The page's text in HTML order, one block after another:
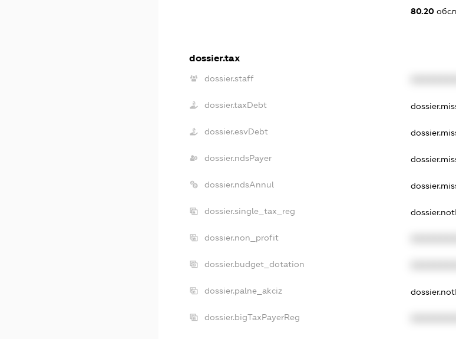
80.20
dossier.tax
dossier.staff
dossier.taxDebt
dossier.esvDebt
dossier.ndsPayer
dossier.ndsAnnul
dossier.single_tax_reg
dossier.non_profit
dossier.budget_dotation
dossier.palne_akciz
dossier.bigTaxPayerReg